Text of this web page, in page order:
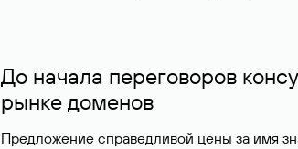
До начала переговоров
рынке доменов
Предложение справедливой цены за имя